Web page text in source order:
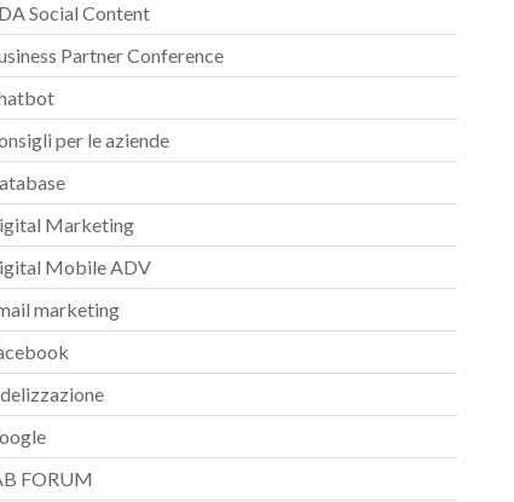
Social Content
Partner Conference
per le aziende
Marketing
Mobile ADV
marketing
FORUM